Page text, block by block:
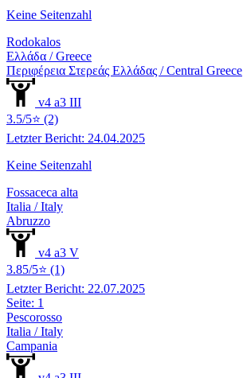
Keine Seitenzahl
Rodokalos
Ελλάδα / Greece
Περιφέρεια Στερεάς Ελλάδας / Central Greece
v4 a3 III
3.5/5⭐ (2)
Letzter Bericht: 24.04.2025
Keine Seitenzahl
Fossaceca alta
Italia / Italy
Abruzzo
v4 a3 V
3.85/5⭐ (1)
Letzter Bericht: 22.07.2025
Seite: 1
Pescorosso
Italia / Italy
Campania